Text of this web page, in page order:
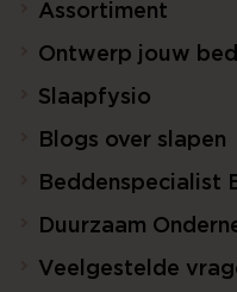
Assortiment
Ontwerp jouw bed
Slaapfysio
Blogs over slapen
Beddenspecialist
Duurzaam
Veelgestelde